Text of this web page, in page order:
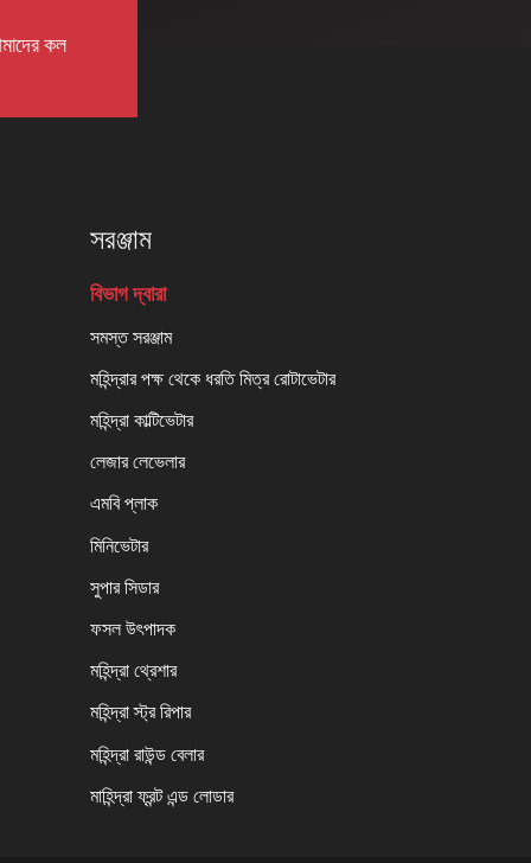
কল
সরঞ্জাম
বিভাগ দ্বারা
সমস্ত সরঞ্জাম
মহিন্দ্রার পক্ষ থেকে ধরতি মিত্র রোটাভেটার
মহিন্দ্রা কাল্টিভেটার
লেজার লেভেলার
এমবি প্লাক
মিনিভেটার
সুপার সিডার
ফসল উৎপাদক
মহিন্দ্রা থ্রেশার
মহিন্দ্রা স্ট্র রিপার
মহিন্দ্রা রাউন্ড বেলার
মাহিন্দ্রা ফ্রন্ট এন্ড লোডার